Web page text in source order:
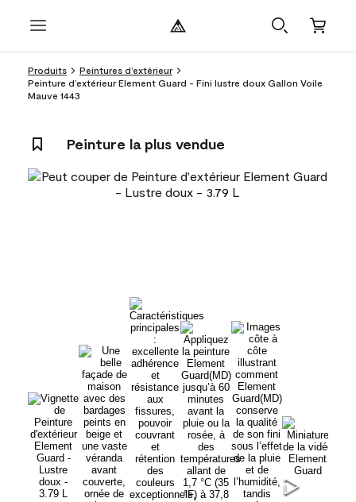
Produits
Peintures d’extérieur
Peinture d’extérieur Element Guard - Fini lustre doux Gallon Voile
Mauve 1443
Peinture la plus vendue